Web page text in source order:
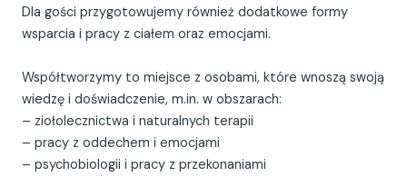
Dla gości przygotowujemy również dodatkowe formy
wsparcia i pracy z ciałem oraz emocjami.
Współtworzymy to miejsce z osobami, które wnoszą swoją
wiedzę i doświadczenie, m.in. w obszarach:
– ziołolecznictwa i naturalnych terapii
– pracy z oddechem i emocjami
– psychobiologii i pracy z przekonaniami